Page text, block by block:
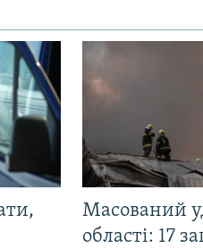
Масований
області: 17